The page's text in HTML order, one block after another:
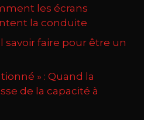
les écrans
la conduite
savoir faire pour être un
» : Quand la
de la capacité à